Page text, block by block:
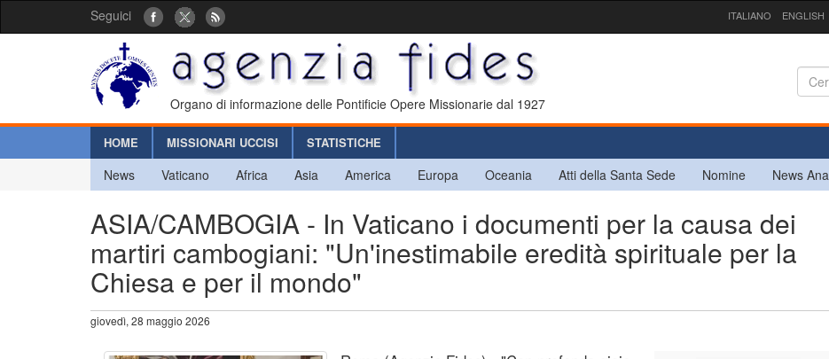
Seguici ITALIANO ENGLISH
Organo di informazione delle Pontificie Opere Missionarie dal 1927
HOME MISSIONARI UCCISI STATISTICHE
News Vaticano Africa Asia America Europa Oceania Atti della Santa Sede Nomine News
ASIA/CAMBOGIA - In Vaticano i documenti per la causa dei
martiri cambogiani: "Un'inestimabile eredità spirituale per la
Chiesa e per il mondo"
giovedì, 28 maggio 2026